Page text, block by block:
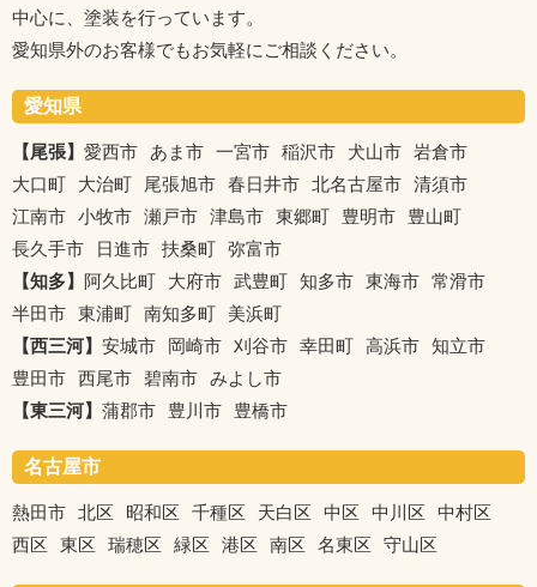
中心に、塗装を行っています。
愛知県外のお客様でもお気軽にご相談ください。
愛知県
【尾張】 愛西市 あま市 一宮市 稲沢市 犬山市 岩倉市
大口町
大治町 尾張旭市 春日井市 北名古屋市 清須市
江南市 小牧市 瀬戸市 津島市 東郷町 豊明市
豊山町
長久手市
日進市 扶桑町 弥富市
【知多】 阿久比町 大府市 武豊町 知多市 東海市 常滑市
半田市 東浦町 南知多町
美浜町
【西三河】 安城市 岡崎市 刈谷市 幸田町 高浜市 知立市
豊田市 西尾市 碧南市 みよし市
【東三河】 蒲郡市 豊川市 豊橋市
名古屋市
熱田市 北区 昭和区 千種区 天白区 中区 中川区
中村区
西区
東区 瑞穂区 緑区 港区 南区 名東区 守山区